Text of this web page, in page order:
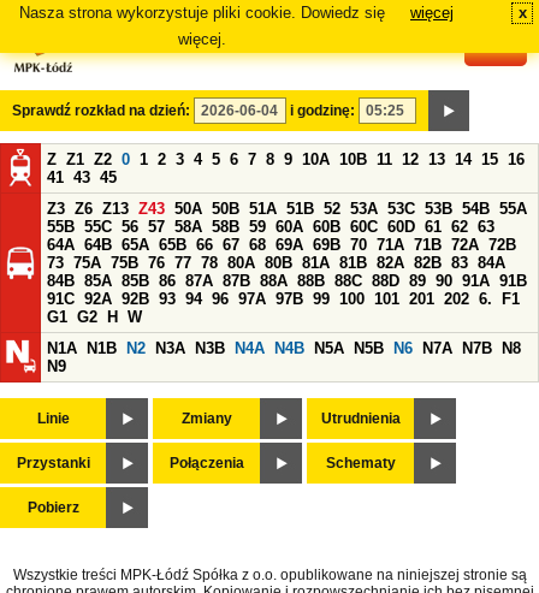
Nasza strona wykorzystuje pliki cookie. Dowiedz się
więcej.
więcej x
Sprawdź rozkład na dzień: i godzinę:
Z Z1 Z2 0 1 2 3 4 5 6 7 8 9 10A 10B 11 12 13 14 15 16
41 43 45
Z3 Z6 Z13 Z43 50A 50B 51A 51B 52 53A 53C 53B 54B 55A
55B 55C 56 57 58A 58B 59 60A 60B 60C 60D 61 62 63
64A 64B 65A 65B 66 67 68 69A 69B 70 71A 71B 72A 72B
73 75A 75B 76 77 78 80A 80B 81A 81B 82A 82B 83 84A
84B 85A 85B 86 87A 87B 88A 88B 88C 88D 89 90 91A 91B
91C 92A 92B 93 94 96 97A 97B 99 100 101 201 202 6.
F1
G1 G2 H
W
N1A
N1B N2 N3A N3B N4A N4B N5A N5B N6 N7A N7B
N8
N9
Linie Zmiany Utrudnienia
Przystanki Połączenia Schematy
Pobierz
Wszystkie treści MPK-Łódź Spółka z o.o. opublikowane na niniejszej stronie są